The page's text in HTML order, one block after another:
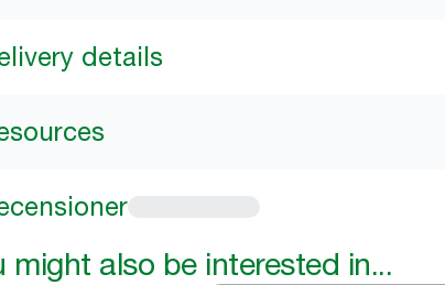
details
might also be interested in...